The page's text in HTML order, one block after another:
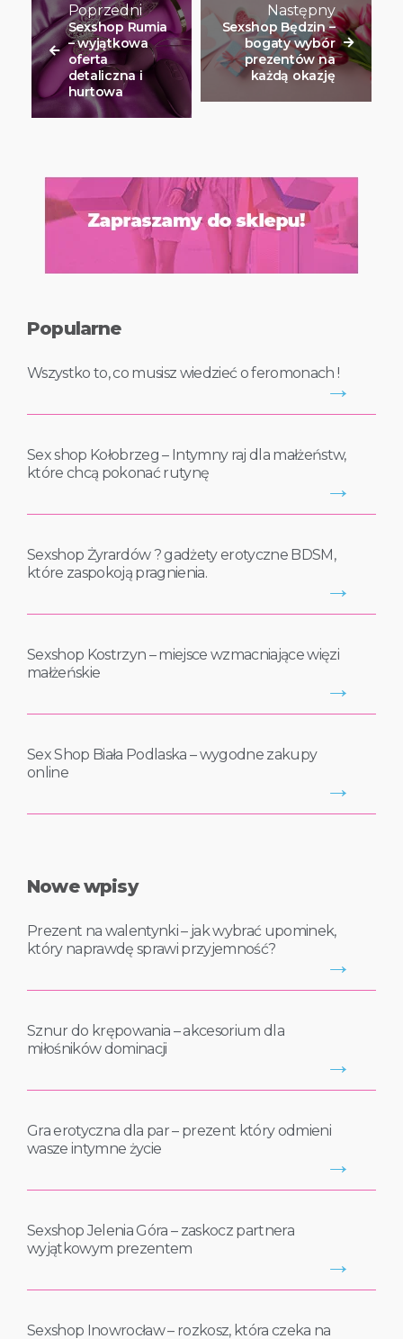
Poprzedni
Sexshop Rumia
– wyjątkowa
oferta
detaliczna i
hurtowa
Następny
Sexshop Będzin –
bogaty wybór
prezentów na
każdą okazję
Popularne
Wszystko to, co musisz wiedzieć o feromonach !
→
Sex shop Kołobrzeg – Intymny raj dla małżeństw,
które chcą pokonać rutynę
→
Sexshop Żyrardów ? gadżety erotyczne BDSM,
które zaspokoją pragnienia.
→
Sexshop Kostrzyn – miejsce wzmacniające więzi
małżeńskie
→
Sex Shop Biała Podlaska – wygodne zakupy
online
→
Nowe wpisy
Prezent na walentynki – jak wybrać upominek,
który naprawdę sprawi przyjemność?
→
Sznur do krępowania – akcesorium dla
miłośników dominacji
→
Gra erotyczna dla par – prezent który odmieni
wasze intymne życie
→
Sexshop Jelenia Góra – zaskocz partnera
wyjątkowym prezentem
→
Sexshop Inowrocław – rozkosz, która czeka na